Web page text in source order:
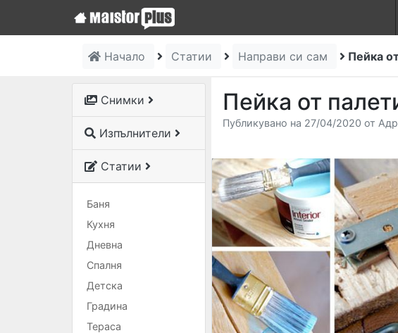
Начало Статии Направи си сам Пейка
Снимки
Изпълнители
Статии
Баня
Кухня
Дневна
Спалня
Детска
Градина
Тераса
Пейка от
Публикувано на 27/04/2020 от